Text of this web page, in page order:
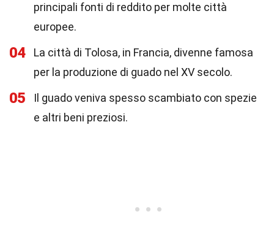
principali fonti di reddito per molte città
europee.
04
La città di Tolosa, in Francia, divenne famosa
per la produzione di guado nel XV secolo.
05
Il guado veniva spesso scambiato con spezie
e altri beni preziosi.